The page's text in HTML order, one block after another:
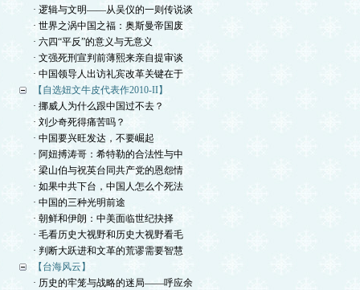
· 逻辑与文明——从吴仪的一则传说谈
· 世界之涡中国之福：奥斯曼帝国废
· 六四“平反”的意义与无意义
· 文强死刑宣判前薄熙来亲自提审谈
· 中国领导人出访礼宾改革关键在于
【自选妞文牛皮代表作2010-II】
· 挪威人为什么跟中国过不去？
· 刘少奇死得痛苦吗？
· 中国要兴旺发达，不要崛起
· 阿妞搏涛哥：希特勒的合法性与中
· 梁山伯与祝英台同共产党的恩怨情
· 如果中共下台，中国人怎么个死法
· 中国的三种光明前途
· 朝鲜和伊朗：中美面临世纪抉择
· 毛看历史大视野和历史大视野看毛
· 判断大跃进和文革的荒谬需要智慧
【台海风云】
· 历史的牢笼与战略的迷局——呼应余